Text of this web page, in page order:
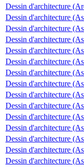
Dessin d'architecture
Dessin d'architecture
Dessin d'architecture
Dessin d'architecture
Dessin d'architecture
Dessin d'architecture
Dessin d'architecture
Dessin d'architecture
Dessin d'architecture
Dessin d'architecture
Dessin d'architecture
Dessin d'architecture
Dessin d'architecture
Dessin d'architecture
Dessin d'architecture